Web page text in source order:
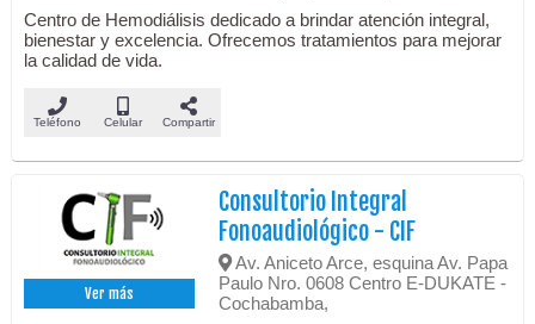
Centro de Hemodiálisis dedicado a brindar atención integral,
bienestar y excelencia. Ofrecemos tratamientos para mejorar
la calidad de vida.
Teléfono Celular Compartir
Ver más
Consultorio Integral
Fonoaudiológico - CIF
Av. Aniceto Arce, esquina Av. Papa
Paulo Nro. 0608 Centro E-DUKATE -
Cochabamba,